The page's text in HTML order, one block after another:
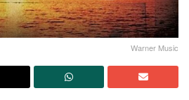
Warner Music